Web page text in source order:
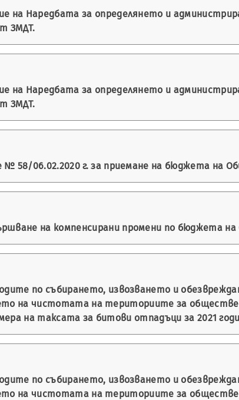
на Наредбата за определянето и
ЗМДТ.
на Наредбата за определянето и
ЗМДТ.
58/06.02.2020 г. за приемане на бюджета на
на компенсирани промени по бюджета на
по събирането, извозването и
на чистотата на териториите за
на таксата за битови отпадъци за 2021
по събирането, извозването и
на чистотата на териториите за